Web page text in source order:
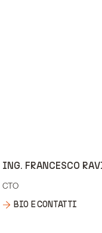
ING. FRANCESCO
CTO
BIO E CONTATTI